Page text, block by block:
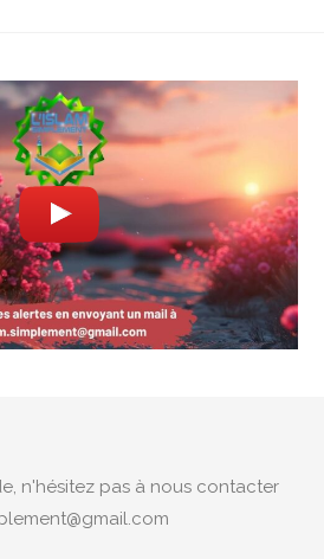
n'hésitez pas à nous contacter